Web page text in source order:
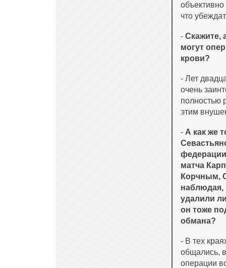
объективно
что
- Скажите,
могут
крови?
- Лет
очень
полностью
этим
- А как же
матча
Корчным,
наблюдая,
удалили
он тоже
обмана?
- В тех
общались,
операции